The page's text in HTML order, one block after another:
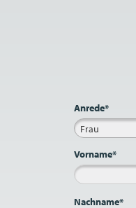
Anrede*
Frau
Vorname*
Nachname*